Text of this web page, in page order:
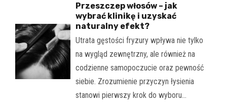
Przeszczep włosów – jak
wybrać klinikę i uzyskać
naturalny efekt?
Utrata gęstości fryzury wpływa nie tylko
na wygląd zewnętrzny, ale również na
codzienne samopoczucie oraz pewność
siebie. Zrozumienie przyczyn łysienia
stanowi pierwszy krok do wyboru…